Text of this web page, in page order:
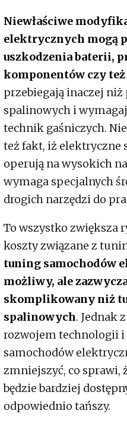
Niewłaściwe
elektrycznych mogą
uszkodzenia baterii,
komponentów czy
przebiegają inaczej
spalinowych i
technik gaśniczych.
też fakt, iż elektryczne
operują na wysokich
wymaga specjalnych
drogich narzędzi do
To wszystko zwiększa
koszty związane z
tuning samochodów
możliwy, ale
skomplikowany niż
spalinowych. Jednak
rozwojem technologii
samochodów
zmniejszyć, co
będzie bardziej
odpowiednio tańszy.